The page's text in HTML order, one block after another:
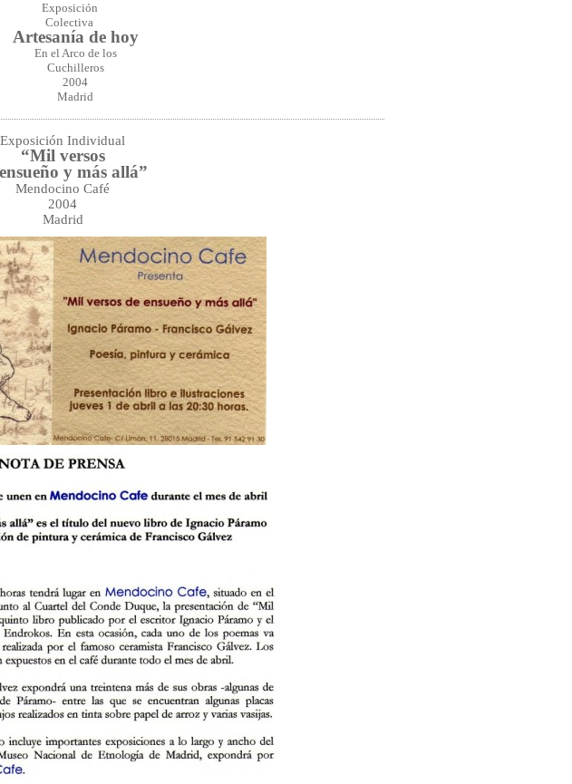
Exposición
Colectiva
Artesanía de hoy
En el Arco de los
Cuchilleros
2004
Madrid
Exposición Individual
“Mil versos
y más allá”
Mendocino Café
2004
Madrid